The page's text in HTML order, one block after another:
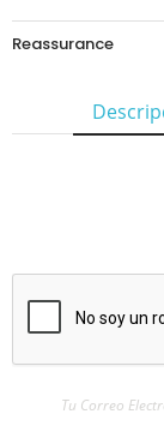
Reassurance